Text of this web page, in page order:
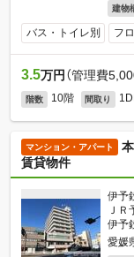
建物
バス・トイレ別 フ
3.5万円 （管理費
階数 10階 間取り
マンション・アパート
賃貸物件
伊予
ＪＲ
伊予
愛媛